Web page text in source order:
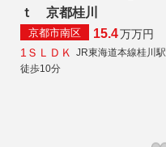
ｔ 京都桂川
京都市南区 15.4万万円
1ＳＬＤＫ
JR東海道本線桂川駅
徒歩10分